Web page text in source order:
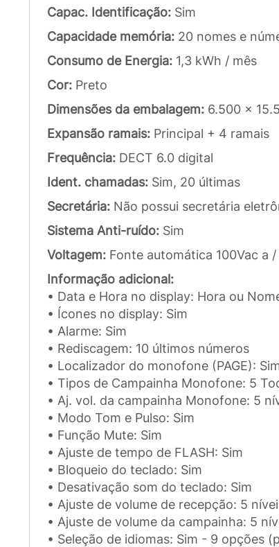
Capac. Identificação: Sim
Capacidade memória: 20 nomes e
Consumo de Energia: 1,3 kWh / mês
Cor: Preto
Dimensões da embalagem: 6.500 x
Expansão ramais: Principal + 4 ramais
Frequência: DECT 6.0 digital
Ident. chamadas: Sim, 20 últimas
Secretária: Não possui secretária
Sistema Anti-ruído: Sim
Voltagem: Fonte automática 100Vac a
Informação adicional:
• Data e Hora no display: Hora ou
• Ícones no display: Sim
• Alarme: Sim
• Rediscagem: 10 últimos números
• Localizador do monofone (PAGE):
• Tipos de Campainha Monofone: 5
• Aj. vol. da campainha Monofone: 5
• Modo Tom e Pulso: Sim
• Função Mute: Sim
• Ajuste de tempo de FLASH: Sim
• Bloqueio do teclado: Sim
• Desativação som do teclado: Sim
• Ajuste de volume de recepção: 5
• Ajuste de volume da campainha: 5
• Seleção de idiomas: Sim - 9 opções